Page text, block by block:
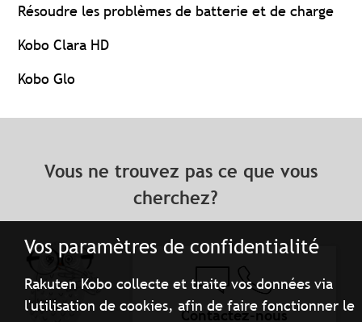
Vos paramètres de confidentialité
Rakuten Kobo collecte et traite vos données via
l'utilisation de cookies, afin de faire fonctionner le
Résoudre les problèmes de batterie et de charge
Kobo Clara HD
Kobo Glo
Vous ne trouvez pas ce que vous
cherchez?
Contactez-nous